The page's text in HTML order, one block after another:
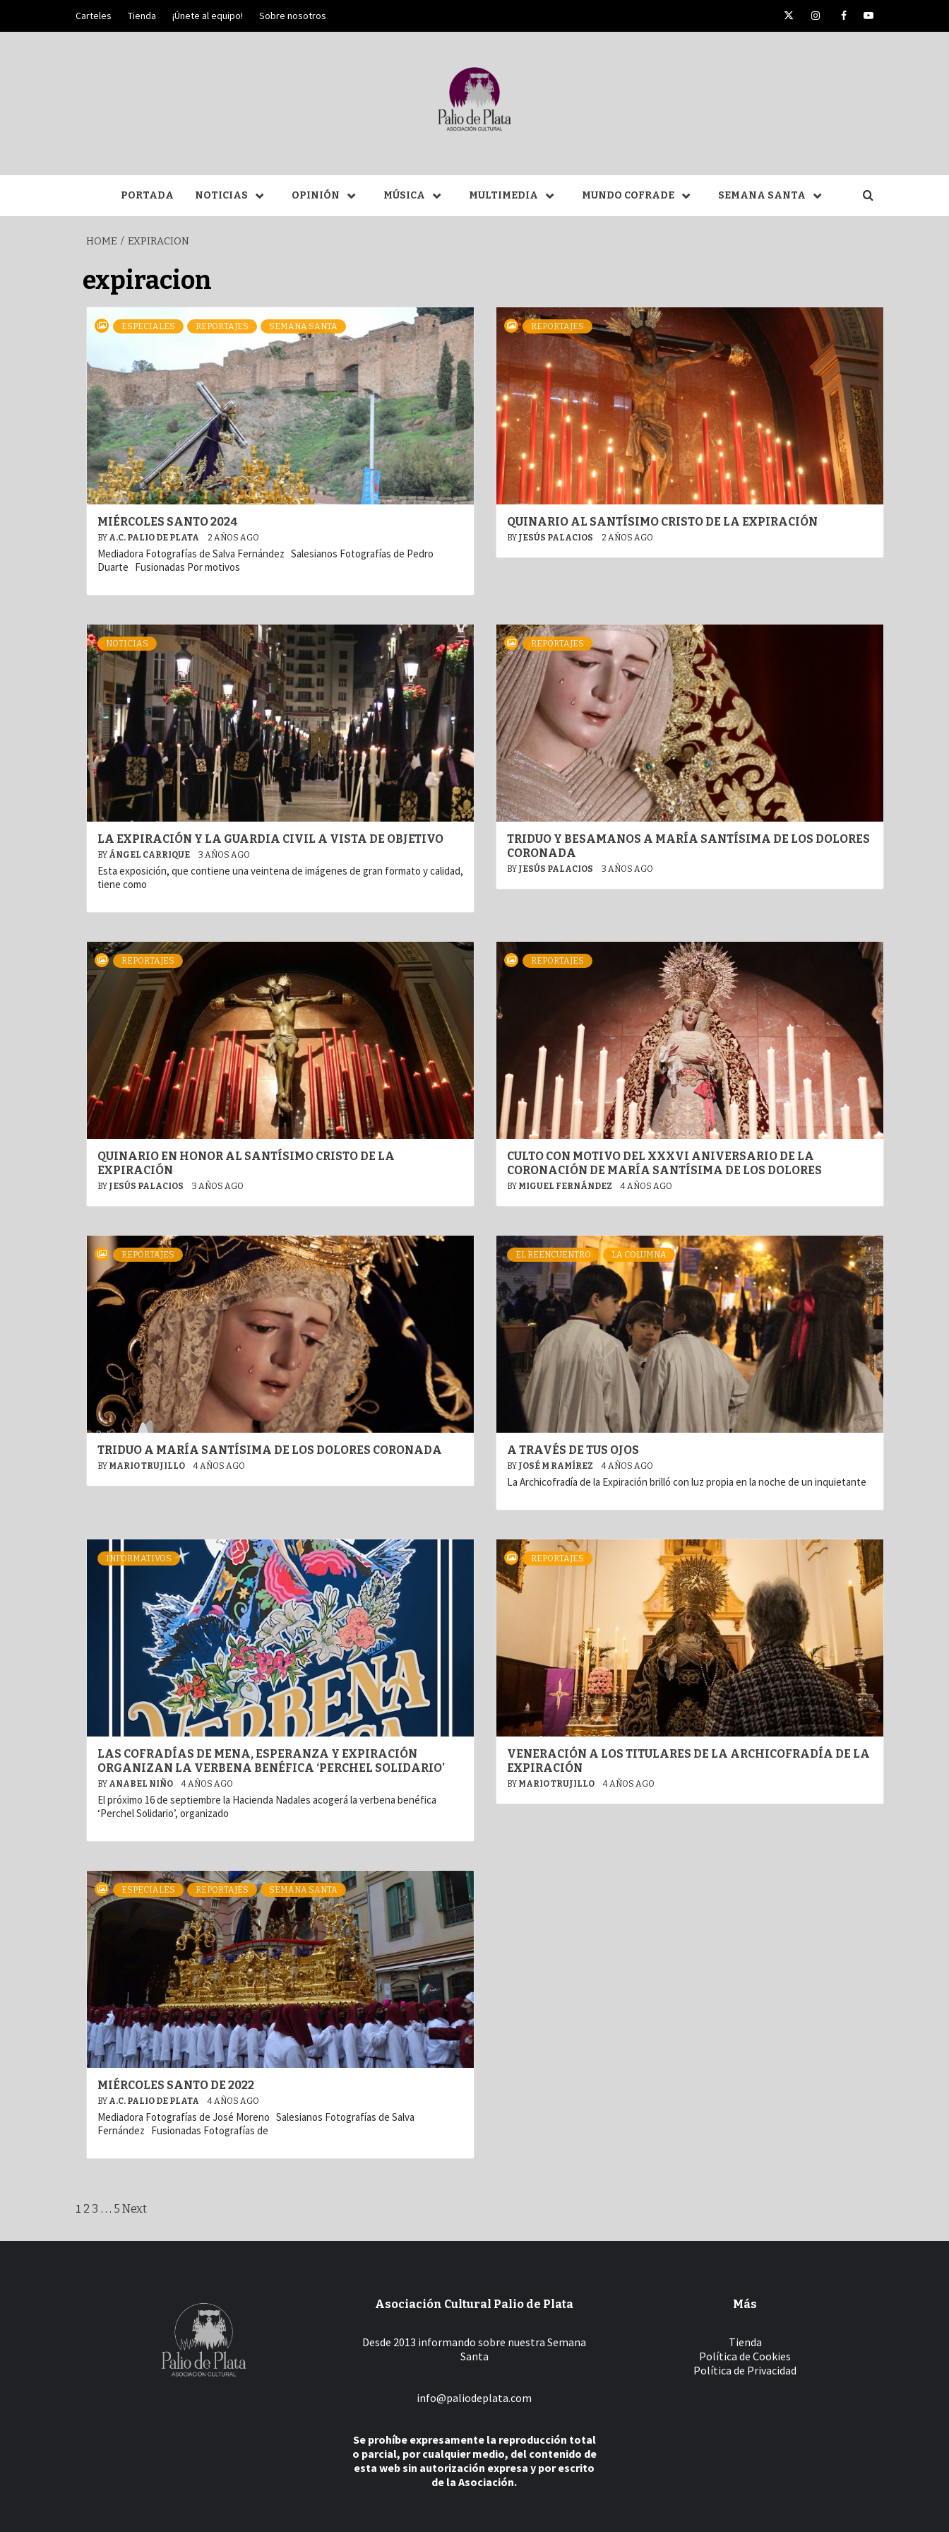
content
Carteles Tienda ¡Únete al equipo! Sobre nosotros TwitterInstagramFacebookYouTube
SEMANA SANTA DE
MÁLAGA
PORTADA NOTICIAS OPINIÓN MÚSICA MULTIMEDIA MUNDO COFRADE SEMANA SANTA
HOME EXPIRACION
expiracion
ESPECIALES REPORTAJES SEMANA SANTA
MIÉRCOLES SANTO 2024
BY A.C. PALIO DE PLATA 2 AÑOS AGO
Mediadora Fotografías de Salva Fernández Salesianos Fotografías de Pedro
Duarte Fusionadas Por motivos
REPORTAJES
QUINARIO AL SANTÍSIMO CRISTO DE LA EXPIRACIÓN
BY JESÚS PALACIOS 2 AÑOS AGO
NOTICIAS
LA EXPIRACIÓN Y LA GUARDIA CIVIL A VISTA DE OBJETIVO
BY ÁNGEL CARRIQUE 3 AÑOS AGO
Esta exposición, que contiene una veintena de imágenes de gran formato y calidad,
tiene como
REPORTAJES
TRIDUO Y BESAMANOS A MARÍA SANTÍSIMA DE LOS DOLORES
CORONADA
BY JESÚS PALACIOS 3 AÑOS AGO
REPORTAJES
QUINARIO EN HONOR AL SANTÍSIMO CRISTO DE LA
EXPIRACIÓN
BY JESÚS PALACIOS 3 AÑOS AGO
REPORTAJES
CULTO CON MOTIVO DEL XXXVI ANIVERSARIO DE LA
CORONACIÓN DE MARÍA SANTÍSIMA DE LOS DOLORES
BY MIGUEL FERNÁNDEZ 4 AÑOS AGO
REPORTAJES
TRIDUO A MARÍA SANTÍSIMA DE LOS DOLORES CORONADA
BY MARIO TRUJILLO 4 AÑOS AGO
EL REENCUENTRO LA COLUMNA
A TRAVÉS DE TUS OJOS
BY JOSÉ M RAMÍREZ 4 AÑOS AGO
La Archicofradía de la Expiración brilló con luz propia en la noche de un inquietante
INFORMATIVOS
LAS COFRADÍAS DE MENA, ESPERANZA Y EXPIRACIÓN
ORGANIZAN LA VERBENA BENÉFICA ‘PERCHEL SOLIDARIO’
BY ANABEL NIÑO 4 AÑOS AGO
El próximo 16 de septiembre la Hacienda Nadales acogerá la verbena benéfica
‘Perchel Solidario’, organizado
REPORTAJES
VENERACIÓN A LOS TITULARES DE LA ARCHICOFRADÍA DE LA
EXPIRACIÓN
BY MARIO TRUJILLO 4 AÑOS AGO
ESPECIALES REPORTAJES SEMANA SANTA
MIÉRCOLES SANTO DE 2022
BY A.C. PALIO DE PLATA 4 AÑOS AGO
Mediadora Fotografías de José Moreno Salesianos Fotografías de Salva
Fernández Fusionadas Fotografías de
Paginación
de
1 2 3 … 5 Next
Asociación Cultural Palio de Plata
Desde 2013 informando sobre nuestra Semana
Santa
info@paliodeplata.com
Se prohíbe expresamente la reproducción total
o parcial, por cualquier medio, del contenido de
esta web sin autorización expresa y por escrito
de la Asociación.
Más
Tienda
Política de Cookies
Política de Privacidad